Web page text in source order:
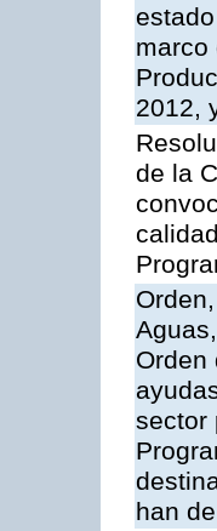
marco
2012,
de la
Orden
sector
han